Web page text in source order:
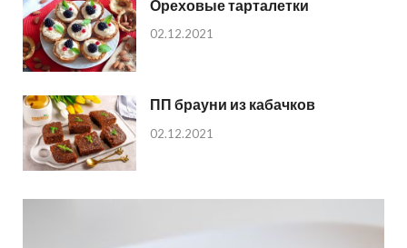
Ореховые тарталетки
02.12.2021
ПП брауни из кабачков
02.12.2021